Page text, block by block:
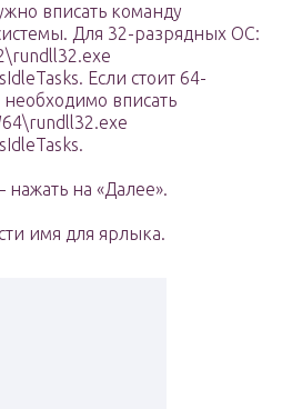
вписать команду
Для 32-разрядных ОС:
Если стоит 64-
необходимо вписать
на «Далее».
имя для ярлыка.